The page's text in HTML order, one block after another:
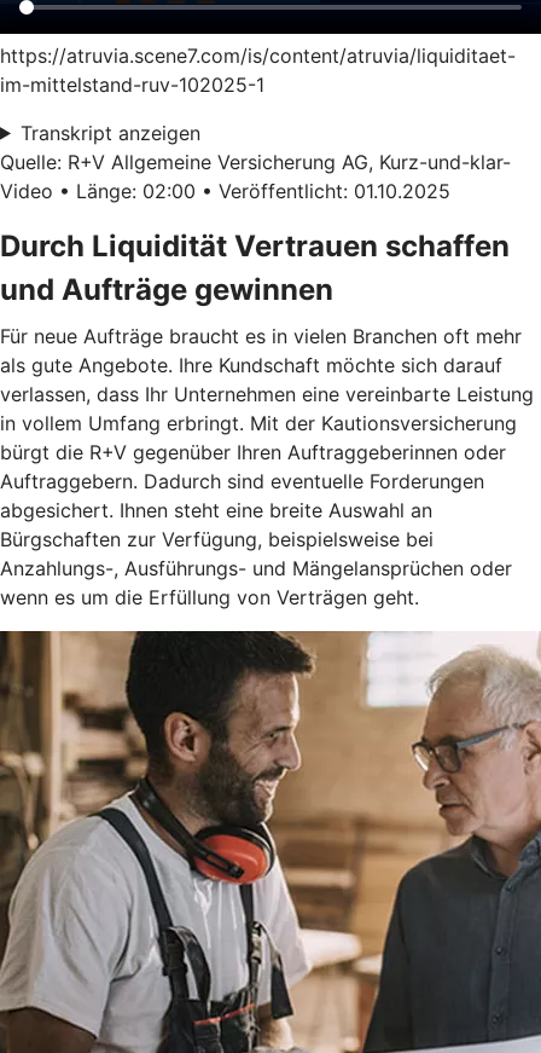
https://atruvia.scene7.com/is/content/atruvia/liquiditaet-
im-mittelstand-ruv-102025-1
Transkript anzeigen
Quelle: R+V Allgemeine Versicherung AG, Kurz-und-klar-
Video • Länge: 02:00 • Veröffentlicht: 01.10.2025
Durch Liquidität Vertrauen schaffen
und Aufträge gewinnen
Für neue Aufträge braucht es in vielen Branchen oft mehr
als gute Angebote. Ihre Kundschaft möchte sich darauf
verlassen, dass Ihr Unternehmen eine vereinbarte Leistung
in vollem Umfang erbringt. Mit der Kautionsversicherung
bürgt die R+V gegenüber Ihren Auftraggeberinnen oder
Auftraggebern. Dadurch sind eventuelle Forderungen
abgesichert. Ihnen steht eine breite Auswahl an
Bürgschaften zur Verfügung, beispielsweise bei
Anzahlungs-, Ausführungs- und Mängelansprüchen oder
wenn es um die Erfüllung von Verträgen geht.